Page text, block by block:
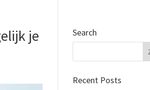
je Search
Recent Posts